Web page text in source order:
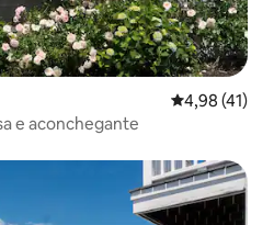
4,98 de uma
4,98 (41)
e aconchegante